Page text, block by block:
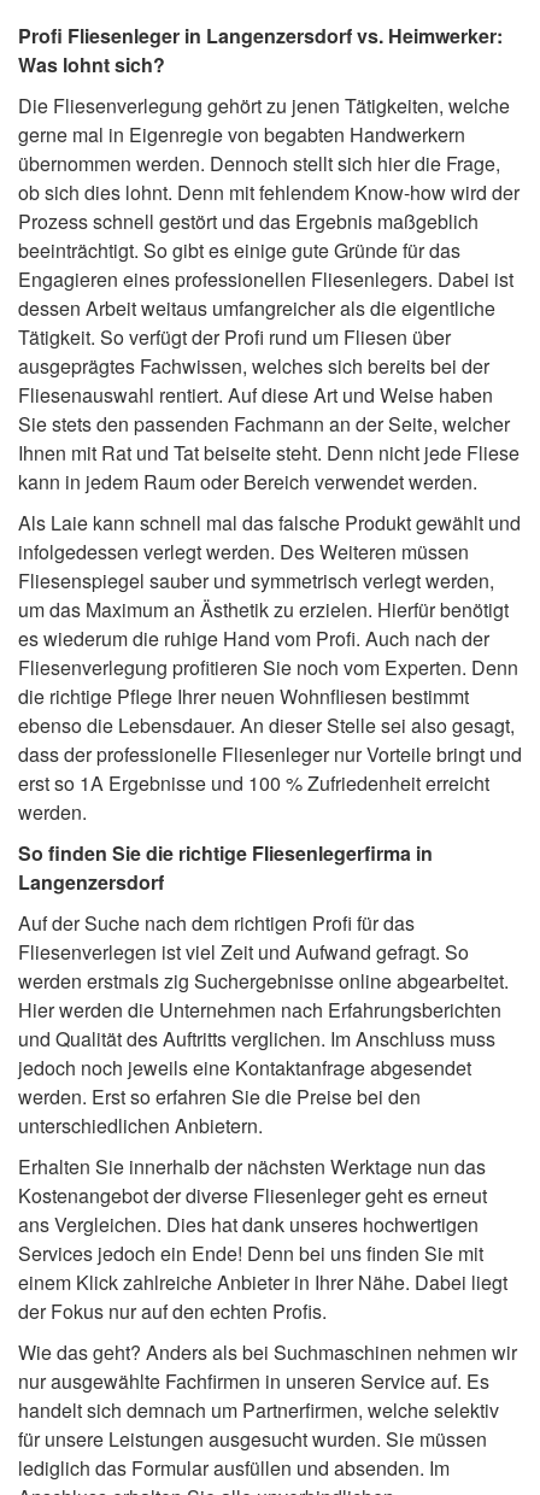
Profi Fliesenleger in Langenzersdorf vs. Heimwerker:
Was lohnt sich?
Die Fliesenverlegung gehört zu jenen Tätigkeiten, welche
gerne mal in Eigenregie von begabten Handwerkern
übernommen werden. Dennoch stellt sich hier die Frage,
ob sich dies lohnt. Denn mit fehlendem Know-how wird der
Prozess schnell gestört und das Ergebnis maßgeblich
beeinträchtigt. So gibt es einige gute Gründe für das
Engagieren eines professionellen Fliesenlegers. Dabei ist
dessen Arbeit weitaus umfangreicher als die eigentliche
Tätigkeit. So verfügt der Profi rund um Fliesen über
ausgeprägtes Fachwissen, welches sich bereits bei der
Fliesenauswahl rentiert. Auf diese Art und Weise haben
Sie stets den passenden Fachmann an der Seite, welcher
Ihnen mit Rat und Tat beiseite steht. Denn nicht jede Fliese
kann in jedem Raum oder Bereich verwendet werden.
Als Laie kann schnell mal das falsche Produkt gewählt und
infolgedessen verlegt werden. Des Weiteren müssen
Fliesenspiegel sauber und symmetrisch verlegt werden,
um das Maximum an Ästhetik zu erzielen. Hierfür benötigt
es wiederum die ruhige Hand vom Profi. Auch nach der
Fliesenverlegung profitieren Sie noch vom Experten. Denn
die richtige Pflege Ihrer neuen Wohnfliesen bestimmt
ebenso die Lebensdauer. An dieser Stelle sei also gesagt,
dass der professionelle Fliesenleger nur Vorteile bringt und
erst so 1A Ergebnisse und 100 % Zufriedenheit erreicht
werden.
So finden Sie die richtige Fliesenlegerfirma in
Langenzersdorf
Auf der Suche nach dem richtigen Profi für das
Fliesenverlegen ist viel Zeit und Aufwand gefragt. So
werden erstmals zig Suchergebnisse online abgearbeitet.
Hier werden die Unternehmen nach Erfahrungsberichten
und Qualität des Auftritts verglichen. Im Anschluss muss
jedoch noch jeweils eine Kontaktanfrage abgesendet
werden. Erst so erfahren Sie die Preise bei den
unterschiedlichen Anbietern.
Erhalten Sie innerhalb der nächsten Werktage nun das
Kostenangebot der diverse Fliesenleger geht es erneut
ans Vergleichen. Dies hat dank unseres hochwertigen
Services jedoch ein Ende! Denn bei uns finden Sie mit
einem Klick zahlreiche Anbieter in Ihrer Nähe. Dabei liegt
der Fokus nur auf den echten Profis.
Wie das geht? Anders als bei Suchmaschinen nehmen wir
nur ausgewählte Fachfirmen in unseren Service auf. Es
handelt sich demnach um Partnerfirmen, welche selektiv
für unsere Leistungen ausgesucht wurden. Sie müssen
lediglich das Formular ausfüllen und absenden. Im